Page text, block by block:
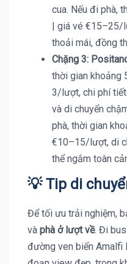
cua. Nếu đi phà,
| giá vé €15–25/
thoải mái, đồng
Chặng 3:
thời gian khoảng
3/lượt, chi phí
và di chuyển
phà, thời gian
€10–15/lượt, di
thể ngắm toàn
💡 Tip di
Để tối ưu trải nghiệm,
và phà ở lượt về. Đi
đường ven biển Amalfi